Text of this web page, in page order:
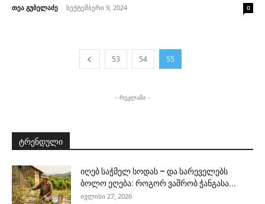
თეა გუბელაძე - სექტემბერი 9, 2024 0
53 54 55
- რეკლამა -
ტრენდული
იღებ საჭმელ სოდას – და სარეველებს
ბოლო ეღება: როგორ ვაშრობ ჭანგასა...
ივლისი 27, 2026